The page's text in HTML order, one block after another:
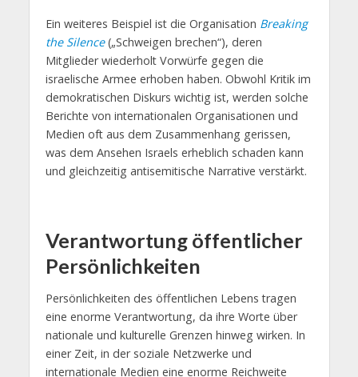
Ein weiteres Beispiel ist die Organisation Breaking
the Silence(„Schweigen brechen“), deren
Mitglieder wiederholt Vorwürfe gegen die
israelische Armee erhoben haben. Obwohl Kritik im
demokratischen Diskurs wichtig ist, werden solche
Berichte von internationalen Organisationen und
Medien oft aus dem Zusammenhang gerissen,
was dem Ansehen Israels erheblich schaden kann
und gleichzeitig antisemitische Narrative verstärkt.
Verantwortung öffentlicher
Persönlichkeiten
Persönlichkeiten des öffentlichen Lebens tragen
eine enorme Verantwortung, da ihre Worte über
nationale und kulturelle Grenzen hinweg wirken. In
einer Zeit, in der soziale Netzwerke und
internationale Medien eine enorme Reichweite